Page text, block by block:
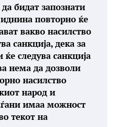
бидат запознати
повторно ќе
вакво насилство
санкција, дека за
следува санкција
нема да дозволи
насилство
народ и
имаа можност
текот на